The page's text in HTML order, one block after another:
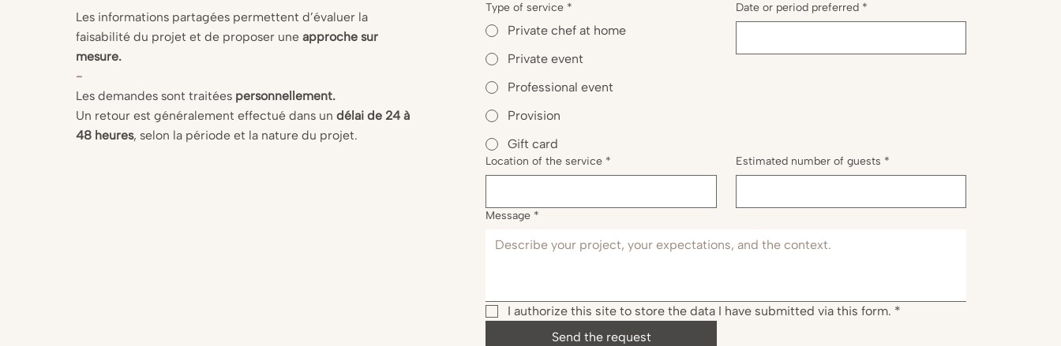
Les informations partagées permettent d’évaluer la
faisabilité du projet et de proposer uneapproche sur
mesure.
-
Les demandes sont traitées personnellement.
Un retour est généralement effectué dans un délai de 24 à
48 heures, selon la période et la nature du projet.
Type of service *
Private chef at home
Private event
Professional event
Provision
Gift card
Date or period preferred *
Location of the service * Estimated number of guests *
Message *
I authorize this site to store the data I have submitted via this form. *
Send the request